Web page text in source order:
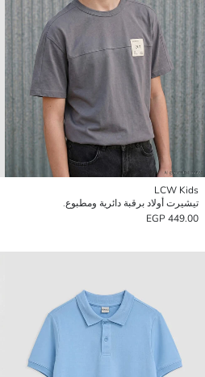
LCW Kids
تيشيرت أولاد برقبة دائرية ومطبوع.
449.00 EGP